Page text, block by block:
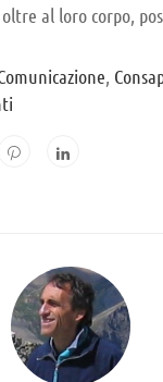
al loro corpo,
,